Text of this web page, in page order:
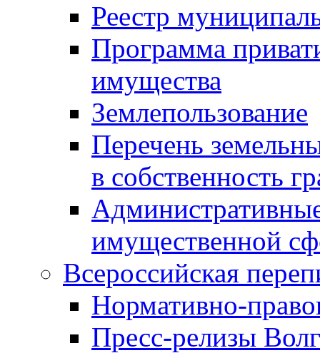
Реестр
Программа
имущества
Землепользование
Перечень
в собственность
имущественной
Всероссийская
Нормативно-
Пресс-релизы